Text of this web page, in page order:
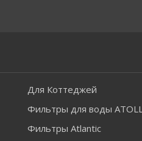
Для Коттеджей
Фильтры для воды
Фильтры Atlantic